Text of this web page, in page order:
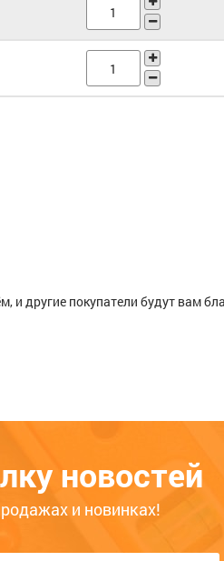
и другие покупатели будут вам
новостей
и новинках!